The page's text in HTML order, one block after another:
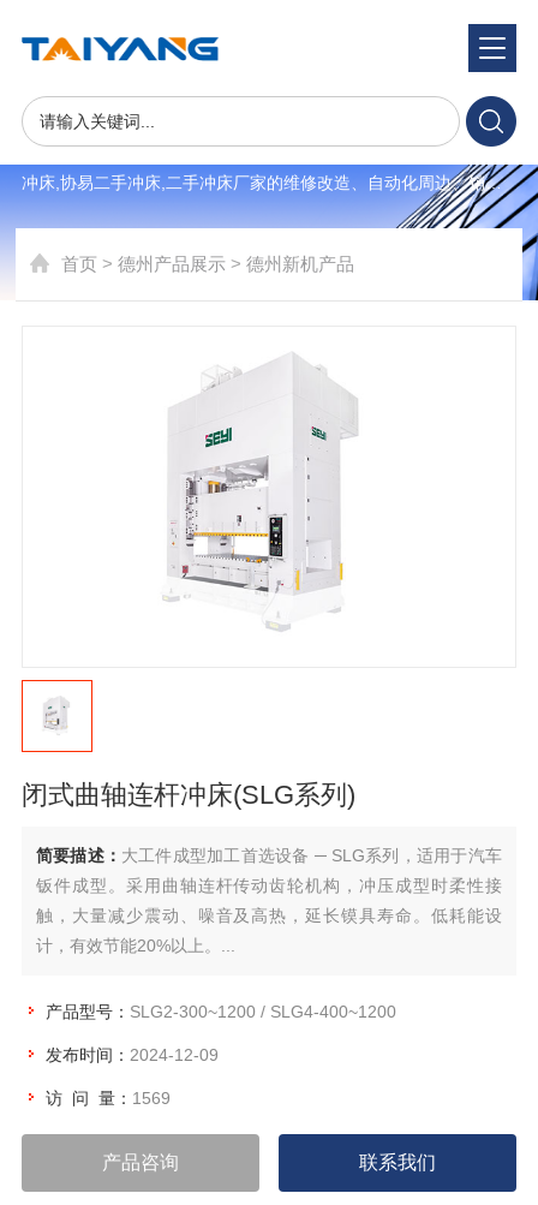
产品展示 product
冲床,协易二手冲床,二手冲床厂家的维修改造、自动化周边、销
售、售后一体式交钥匙服务并提供二手冲床自动化,二手冲床买卖,
子、KET、等高端电子制造企业。
首页 >德州产品展示 >德州新机产品
闭式曲轴连杆冲床(SLG系列)
简要描述： 大工件成型加工首选设备 ─ SLG系列，适用于汽车
钣件成型。采用曲轴连杆传动齿轮机构，冲压成型时柔性接
触，大量减少震动、噪音及高热，延长镆具寿命。低耗能设
计，有效节能20%以上。...
产品型号： SLG2-300~1200 / SLG4-400~1200
发布时间： 2024-12-09
访 问 量： 1569
产品咨询 联系我们